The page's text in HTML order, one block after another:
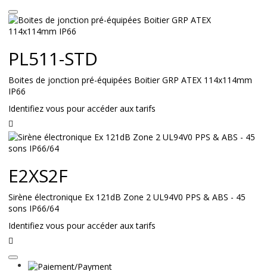
PL511-STD
Boites de jonction pré-équipées Boitier GRP ATEX 114x114mm
IP66
Identifiez vous pour accéder aux tarifs
la
suite
E2XS2F
Sirène électronique Ex 121dB Zone 2 UL94V0 PPS & ABS - 45
sons IP66/64
Identifiez vous pour accéder aux tarifs
la
suite